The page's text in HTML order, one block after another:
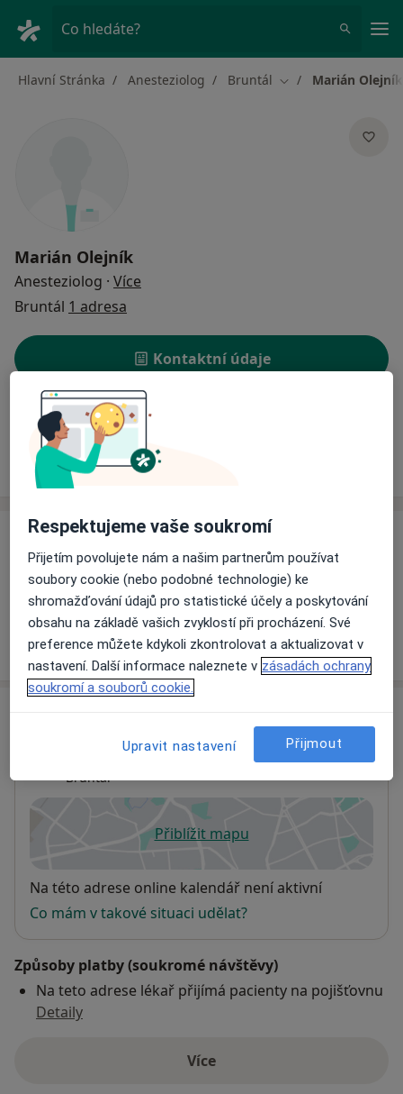
Co hledáte?
Hlavní Stránka Anesteziolog Bruntál Změna města
Marián Olejník
Marián Olejník
Anesteziolog · Více
Bruntál 1 adresa
Kontaktní údaje
Rezervovat termín
Ceník Adresy
Ceník
Informace o službách a cenách nejsou k dispozici
Tento specialista ještě nepřidával žádné informace o
svých službách.
Ordinace
Bruntál
Přiblížit mapuse otevře v nové záložce
Dostupnost
Na této adrese online kalendář není aktivní
Co mám v takové situaci udělat?
Způsoby platby (soukromé návštěvy)
Na teto adrese lékař přijímá pacienty na pojišťovnu
Detaily
Víceo adrese
Respektujeme vaše soukromí
Přijetím povolujete nám a našim partnerům používat
soubory cookie (nebo podobné technologie) ke
shromažďování údajů pro statistické účely a poskytování
obsahu na základě vašich zvyklostí při procházení. Své
preference můžete kdykoli zkontrolovat a aktualizovat v
nastavení. Další informace naleznete v zásadách ochrany
soukromí a souborů cookie.
Upravit nastavení Přijmout